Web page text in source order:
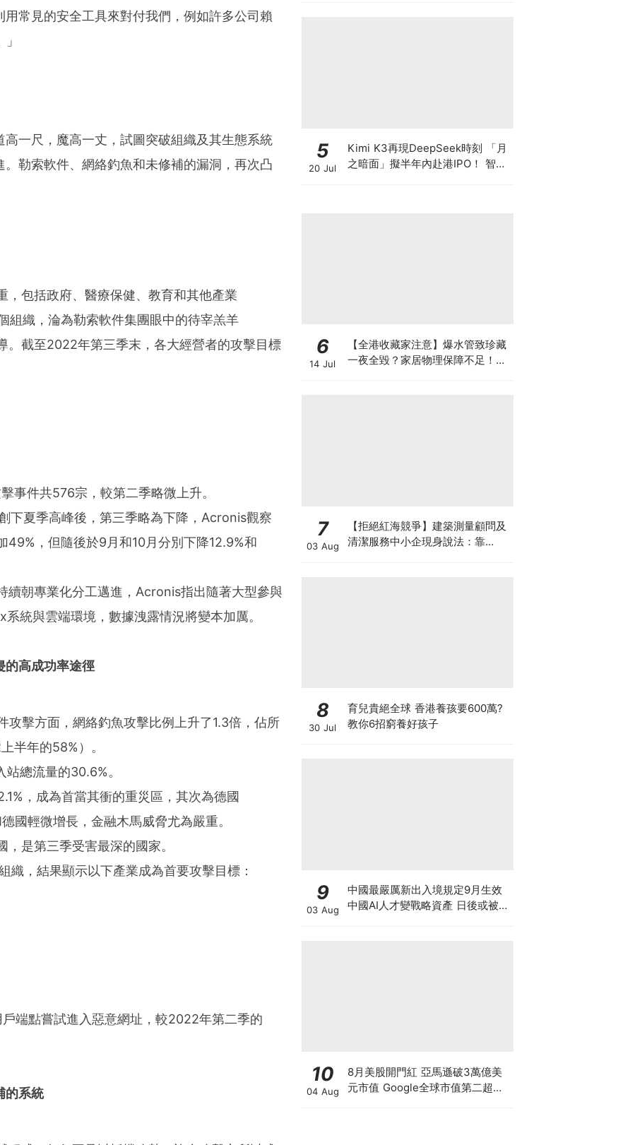
常見的安全工具來對付我們，例如許多公司賴
一尺，魔高一丈，試圖突破組織及其生態系統
勒索軟件、網絡釣魚和未修補的漏洞，再次凸
，包括政府、醫療保健、教育和其他產業
織，淪為勒索軟件集團眼中的待宰羔羊
。截至2022年第三季末，各大經營者的攻擊目標
事件共576宗，較第二季略微上升。
下夏季高峰後，第三季略為下降，Acronis觀察
49%，但隨後於9月和10月分別下降12.9%和
續朝專業化分工邁進，Acronis指出隨著大型參與
統與雲端環境，數據洩露情況將變本加厲。
的高成功率途徑
攻擊方面，網絡釣魚攻擊比例上升了1.3倍，佔所
半年的58%）。
總流量的30.6%。
，成為首當其衝的重災區，其次為德國
國輕微增長，金融木馬威脅尤為嚴重。
是第三季受害最深的國家。
織，結果顯示以下產業成為首要攻擊目標：
端點嘗試進入惡意網址，較2022年第二季的
的系統
5
20 Jul
Kimi K3再現DeepSeek時刻 「月
之暗面」擬半年內赴港IPO！ 智譜
6
14 Jul
【全港收藏家注意】爆水管致珍藏
一夜全毀？家居物理保障不足！如
7
03 Aug
【拒絕紅海競爭】建築測量顧問及
清潔服務中小企現身說法：靠
8
30 Jul
育兒貴絕全球 香港養孩要600萬?
教你6招窮養好孩子
9
03 Aug
中國最嚴厲新出入境規定9月生效
中國AI人才變戰略資產 日後或被嚴
10
04 Aug
8月美股開門紅 亞馬遜破3萬億美
元市值 Google全球市值第二超越